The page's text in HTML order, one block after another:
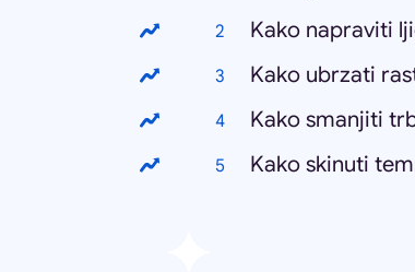
Kako napraviti
Kako ubrzati
Kako smanjiti
Kako skinuti